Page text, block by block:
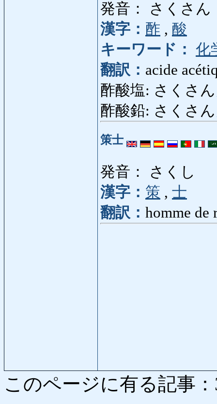
発音： さくさん
漢字： 酢 , 酸
キーワード： 化
翻訳： acide
酢酸塩: さくさ
酢酸鉛: さくさ
策士
発音： さくし
漢字： 策 , 士
翻訳： homme de
このページに有る記事